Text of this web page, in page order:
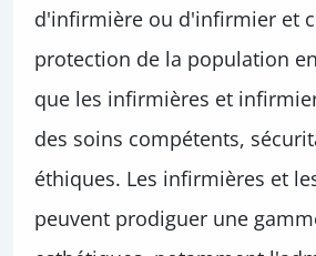
d'infirmière ou d'infirmier et
protection de la population
que les infirmières et
des soins compétents,
éthiques. Les infirmières et
peuvent prodiguer une